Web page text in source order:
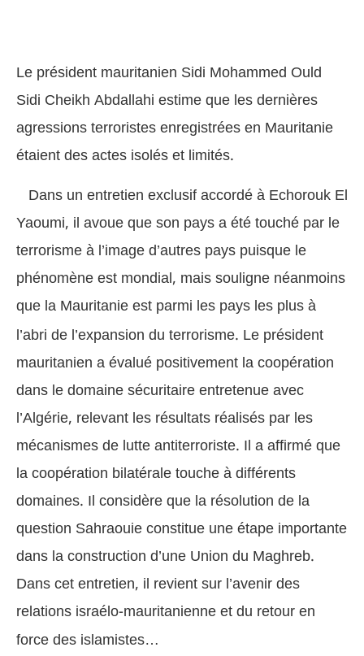
Le président mauritanien Sidi Mohammed Ould
Sidi Cheikh Abdallahi estime que les dernières
agressions terroristes enregistrées en Mauritanie
étaient des actes isolés et limités.
Dans un entretien exclusif accordé à Echorouk El
Yaoumi, il avoue que son pays a été touché par le
terrorisme à l’image d’autres pays puisque le
phénomène est mondial, mais souligne néanmoins
que la Mauritanie est parmi les pays les plus à
l’abri de l’expansion du terrorisme.Le président
mauritanien a évalué positivement la coopération
dans le domaine sécuritaire entretenue avec
l’Algérie, relevant les résultats réalisés par les
mécanismes de lutte antiterroriste. Il a affirmé que
la coopération bilatérale touche à différents
domaines. Il considère que la résolution de la
question Sahraouie constitue une étape importante
dans la construction d’une Union du Maghreb.
Dans cet entretien, il revient sur l’avenir des
relations israélo-mauritanienne et du retour en
force des islamistes…